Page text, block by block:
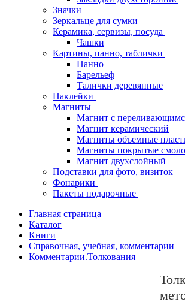
Значки
Зеркальце для сумки
Керамика, сервизы, посуда
Чашки
Картины, панно, таблички
Панно
Барельеф
Талички деревянные
Наклейки
Магниты
Магнит с
Магнит керамический
Магниты объемные
Магниты покрытые
Магнит двухслойный
Подставки для фото, визиток
Фонарики
Пакеты подарочные
Главная страница
Каталог
Книги
Справочная, учебная, комментарии
Комментарии.Толкования